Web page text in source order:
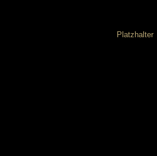
Platzhalter